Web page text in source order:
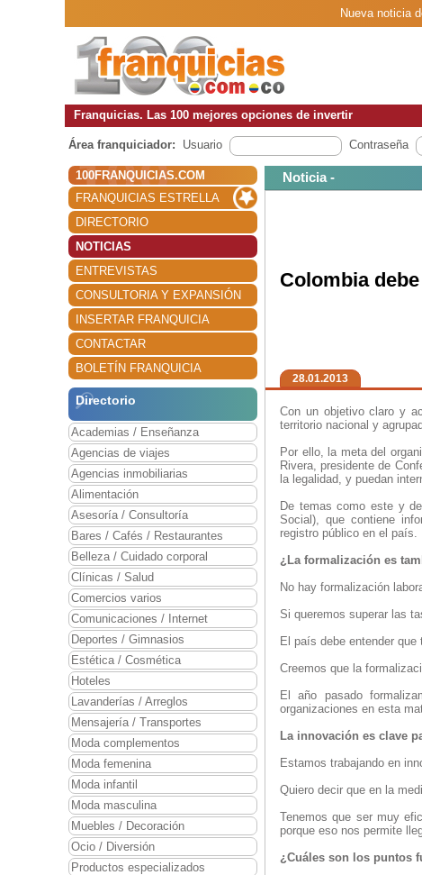
Nueva noticia
Franquicias. Las 100 mejores opciones de invertir
Área franquiciador: Usuario Contraseña
100FRANQUICIAS.COM
FRANQUICIAS ESTRELLA
DIRECTORIO
NOTICIAS
ENTREVISTAS
CONSULTORIA Y EXPANSIÓN
INSERTAR FRANQUICIA
CONTACTAR
BOLETÍN FRANQUICIA
Directorio
Academias / Enseñanza
Agencias de viajes
Agencias inmobiliarias
Alimentación
Asesoría / Consultoría
Bares / Cafés / Restaurantes
Belleza / Cuidado corporal
Clínicas / Salud
Comercios varios
Comunicaciones / Internet
Deportes / Gimnasios
Estética / Cosmética
Hoteles
Lavanderías / Arreglos
Mensajería / Transportes
Moda complementos
Moda femenina
Moda infantil
Moda masculina
Muebles / Decoración
Ocio / Diversión
Productos especializados
Noticia -
Colombia
28.01.2013
Con un objetivo claro y
territorio nacional y
Por ello, la meta del
Rivera, presidente de
la legalidad, y puedan
De temas como este y
Social), que contiene
registro público en el país.
¿La formalización es
No hay formalización
Si queremos superar las
El país debe entender
Creemos que la
El año pasado
organizaciones en esta
La innovación es clave
Estamos trabajando en
Quiero decir que en la
Tenemos que ser muy
porque eso nos permite
¿Cuáles son los puntos